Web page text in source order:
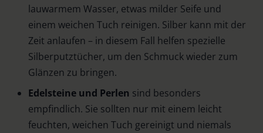
lauwarmem Wasser, etwas milder Seife und
einem weichen Tuch reinigen. Silber kann mit der
Zeit anlaufen – in diesem Fall helfen spezielle
Silberputztücher, um den Schmuck wieder zum
Glänzen zu bringen.
Edelsteine und Perlen sind besonders
empfindlich. Sie sollten nur mit einem leicht
feuchten, weichen Tuch gereinigt und niemals